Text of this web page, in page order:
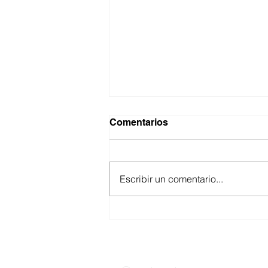
Comentarios
Escribir un comentario...